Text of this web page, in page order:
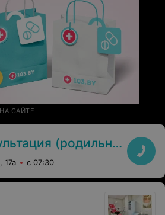
САЙТЕ
центральной районной больницы)
17а с 07:30